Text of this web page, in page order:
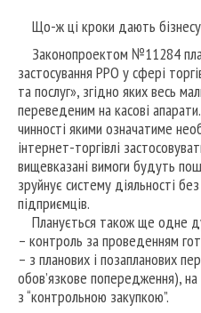
Що-ж ці кроки дають
Законопроектом №11284
застосування РРО у сфері
та послуг», згідно яких весь
переведеним на касові
чинності якими означатиме
інтернет-торгівлі
вищевказані вимоги будуть
зруйнує систему діяльності
підприємців.
Планується також ще одне
– контроль за проведенням
– з планових і позапланових
обов’язкове попередження),
з “контрольною закупкою”.